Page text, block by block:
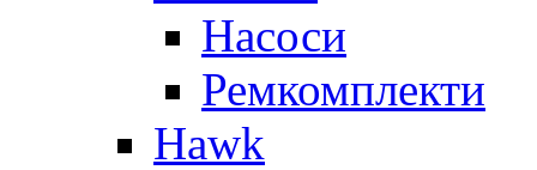
Насоси
Ремкомплекти
Hawk